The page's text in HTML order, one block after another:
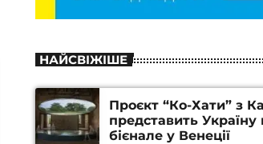
НАЙСВІЖІШЕ
Проєкт “Ко-Хати” з
представить Україну
бієнале у Венеції